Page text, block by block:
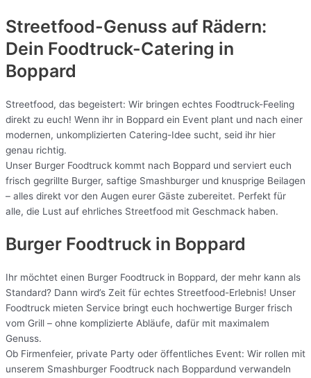
Streetfood-Genuss auf Rädern:
Dein Foodtruck-Catering in
Boppard
Streetfood, das begeistert: Wir bringen echtes Foodtruck-Feeling
direkt zu euch! Wenn ihr in Boppard ein Event plant und nach einer
modernen, unkomplizierten Catering-Idee sucht, seid ihr hier
genau richtig.
Unser Burger Foodtruck kommt nach Boppard und serviert euch
frisch gegrillte Burger, saftige Smashburger und knusprige Beilagen
– alles direkt vor den Augen eurer Gäste zubereitet. Perfekt für
alle, die Lust auf ehrliches Streetfood mit Geschmack haben.
Burger Foodtruck in Boppard
Ihr möchtet einen Burger Foodtruck in Boppard, der mehr kann als
Standard? Dann wird’s Zeit für echtes Streetfood-Erlebnis! Unser
Foodtruck mieten Service bringt euch hochwertige Burger frisch
vom Grill – ohne komplizierte Abläufe, dafür mit maximalem
Genuss.
Ob Firmenfeier, private Party oder öffentliches Event: Wir rollen mit
unserem Smashburger Foodtruck nach Boppardund verwandeln